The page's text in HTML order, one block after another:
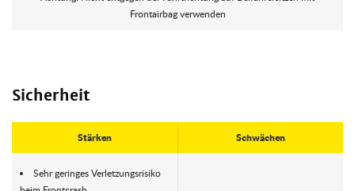
Frontairbag verwenden
Sicherheit
Stärken Schwächen
Sehr geringes Verletzungsrisiko